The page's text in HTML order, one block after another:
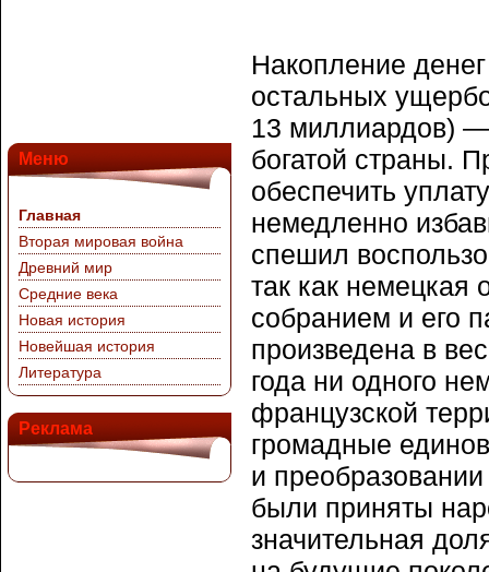
Меню
Главная
Вторая мировая война
Древний мир
Средние века
Новая история
Новейшая история
Литература
Реклама
Накопление
остальных
13 миллиардов) —
богатой страны.
обеспечить
немедленно
спешил
так как немецкая
собранием и его
произведена в
года ни одного
французской
громадные
и преобразовании
были приняты
значительная